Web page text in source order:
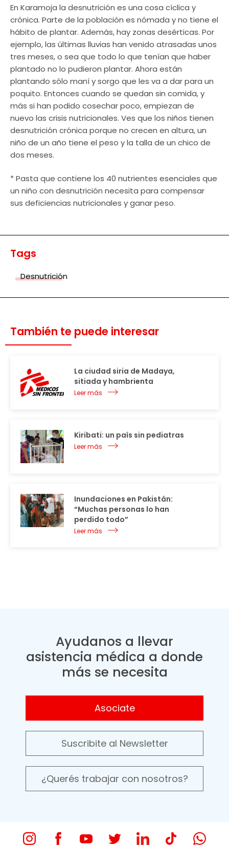
En Karamoja la desnutrición es una cosa cíclica y
crónica. Parte de la población es nómada y no tiene el
hábito de plantar. Además, hay zonas desérticas. Por
ejemplo, las últimas lluvias han venido atrasadas unos
tres meses, o sea que todo lo que tenían que haber
plantado no lo pudieron plantar. Ahora están
plantando sólo maní y sorgo que les va a dar para un
poquito. Entonces cuando se quedan sin comida, y
más si han podido cosechar poco, empiezan de
nuevo las crisis nutricionales. Ves que los niños tienen
desnutrición crónica porque no crecen en altura, un
niño de un año tiene el peso y la talla de un chico de
dos meses.
* Pasta que contiene los 40 nutrientes esenciales que
un niño con desnutrición necesita para compensar
sus deficiencias nutricionales y ganar peso.
Tags
Desnutrición
También te puede interesar
La ciudad siria de Madaya,
sitiada y hambrienta
Leer más
Kiribati: un país sin pediatras
Leer más
Inundaciones en Pakistán:
“Muchas personas lo han
perdido todo”
Leer más
Ayudanos a llevar
asistencia médica a donde
más se necesita
Asociate
Suscribite al Newsletter
¿Querés trabajar con nosotros?